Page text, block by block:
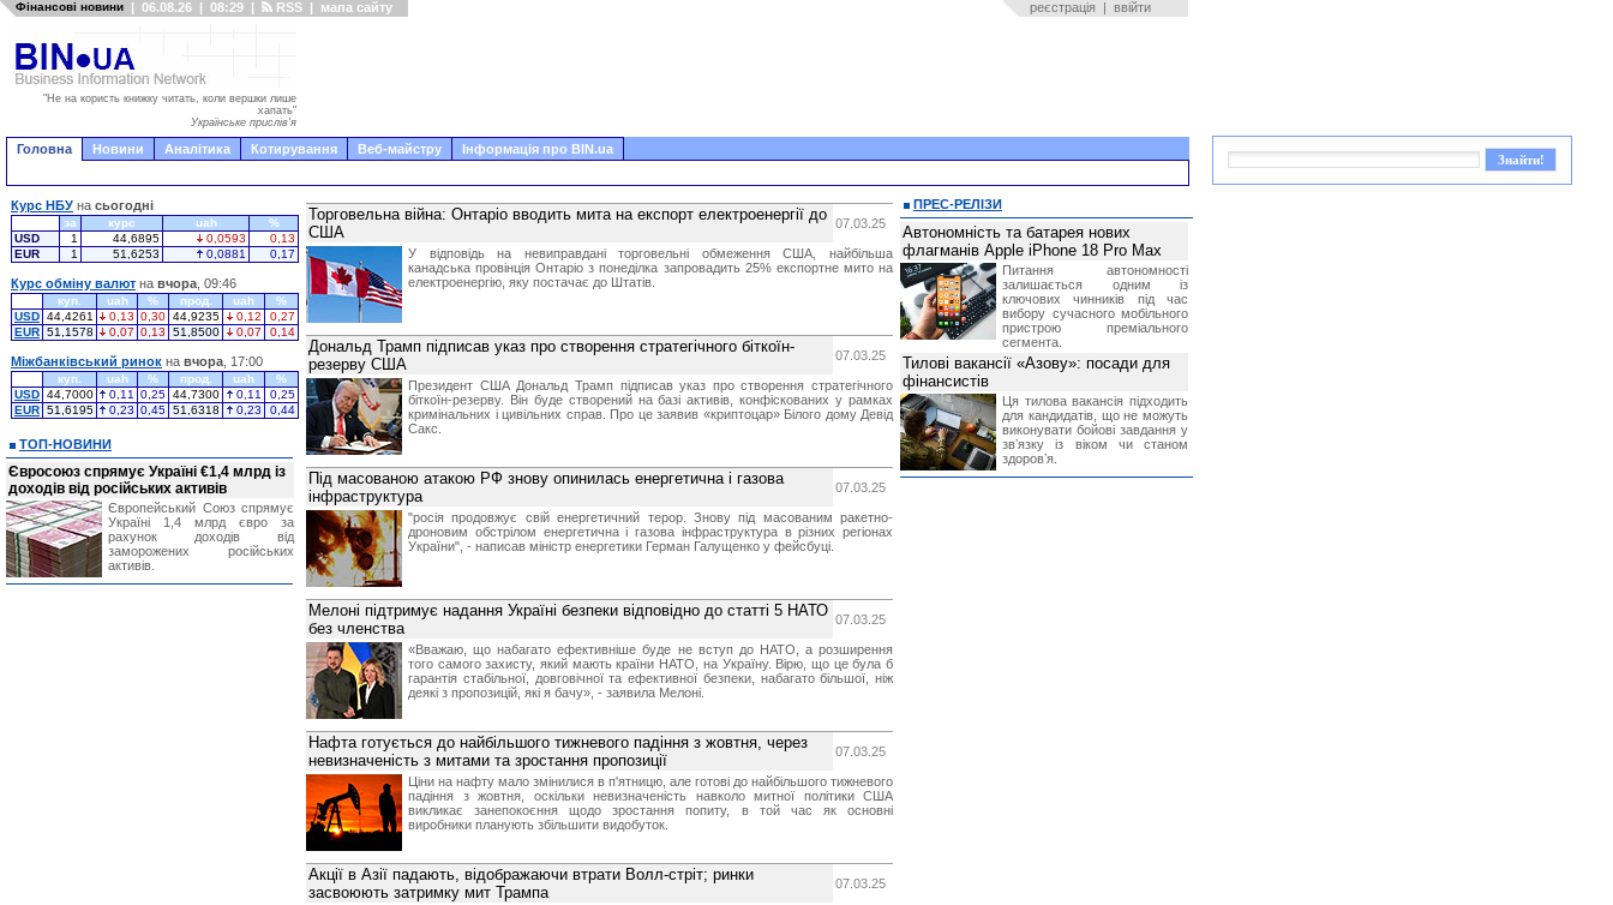
Фінансові новини | 06.08.26 | 08:29 | RSS | мапа сайту реєстрація | ввійти
"Не на користь книжку читать, коли вершки лише
хапать"
Українське прислів'я
Головна Новини Аналітика Котирування Веб-майстру Інформація про BIN.ua
Торговельна війна: Онтаріо вводить мита на експорт електроенергії до
США
07.03.25
У відповідь на невиправдані торговельні обмеження США, найбільша
канадська провінція Онтаріо з понеділка запровадить 25% експортне мито на
електроенергію, яку постачає до Штатів.
Дональд Трамп підписав указ про створення стратегічного біткоїн-
резерву США
07.03.25
Президент США Дональд Трамп підписав указ про створення стратегічного
біткоїн-резерву. Він буде створений на базі активів, конфіскованих у рамках
кримінальних і цивільних справ. Про це заявив «криптоцар» Білого дому Девід
Сакс.
Під масованою атакою РФ знову опинилась енергетична і газова
інфраструктура
07.03.25
"росія продовжує свій енергетичний терор. Знову під масованим ракетно-
дроновим обстрілом енергетична і газова інфраструктура в різних регіонах
України", - написав міністр енергетики Герман Галущенко у фейсбуці.
Мелоні підтримує надання Україні безпеки відповідно до статті 5 НАТО
без членства
07.03.25
«Вважаю, що набагато ефективніше буде не вступ до НАТО, а розширення
того самого захисту, який мають країни НАТО, на Україну. Вірю, що це була б
гарантія стабільної, довговічної та ефективної безпеки, набагато більшої, ніж
деякі з пропозицій, які я бачу», - заявила Мелоні.
Нафта готується до найбільшого тижневого падіння з жовтня, через
невизначеність з митами та зростання пропозиції
07.03.25
Ціни на нафту мало змінилися в п'ятницю, але готові до найбільшого тижневого
падіння з жовтня, оскільки невизначеність навколо митної політики США
викликає занепокоєння щодо зростання попиту, в той час як основні
виробники планують збільшити видобуток.
Акції в Азії падають, відображаючи втрати Волл-стріт; ринки
засвоюють затримку мит Трампа
07.03.25
Курс НБУ на сьогодні
за курс uah
%
USD
1 44,6895 0,0593
0,13
EUR
1 51,6253 0,0881 0,17
Курс обміну валют на вчора , 09:46
куп. uah % прод. uah
%
USD 44,4261 0,13 0,30 44,9235 0,12
0,27
EUR 51,1578 0,07 0,13 51,8500 0,07 0,14
Міжбанківський ринок на вчора , 17:00
куп. uah % прод. uah
%
USD 44,7000 0,11 0,25 44,7300 0,11
0,25
EUR 51,6195 0,23 0,45 51,6318 0,23 0,44
ТОП-НОВИНИ
Євросоюз спрямує Україні €1,4 млрд із
доходів від російських активів
Європейський Союз спрямує
Україні 1,4 млрд євро за
рахунок доходів від
заморожених російських
активів.
ПРЕС-РЕЛІЗИ
Автономність та батарея нових
флагманів Apple iPhone 18 Pro Max
Питання автономності
залишається одним із
ключових чинників під час
вибору сучасного мобільного
пристрою преміального
сегмента.
Тилові вакансії «Азову»: посади для
фінансистів
Ця тилова вакансія підходить
для кандидатів, що не можуть
виконувати бойові завдання у
звʼязку із віком чи станом
здоровʼя.